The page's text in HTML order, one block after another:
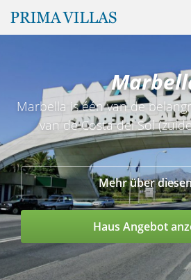
Marbella is één van de
van de Costa del Sol
Mehr über
Haus Angebot